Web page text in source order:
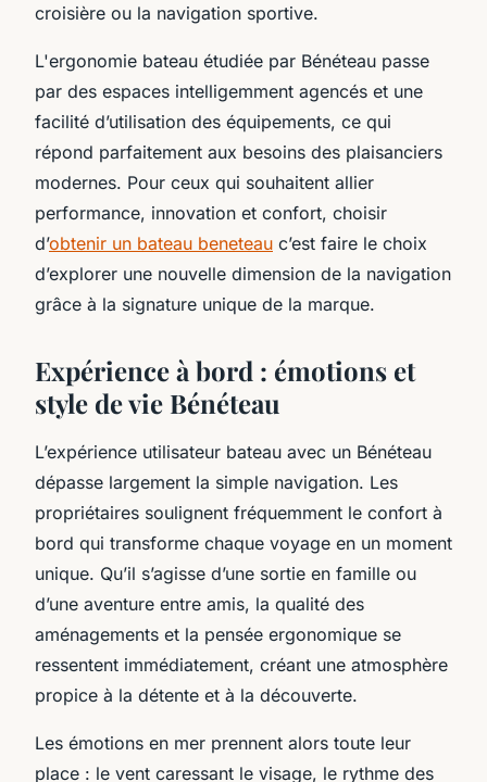
croisière ou la navigation sportive.
L'ergonomie bateau étudiée par Bénéteau passe
par des espaces intelligemment agencés et une
facilité d’utilisation des équipements, ce qui
répond parfaitement aux besoins des plaisanciers
modernes. Pour ceux qui souhaitent allier
performance, innovation et confort, choisir
d’obtenir un bateau beneteau c’est faire le choix
d’explorer une nouvelle dimension de la navigation
grâce à la signature unique de la marque.
Expérience à bord : émotions et
style de vie Bénéteau
L’expérience utilisateur bateau avec un Bénéteau
dépasse largement la simple navigation. Les
propriétaires soulignent fréquemment le confort à
bord qui transforme chaque voyage en un moment
unique. Qu’il s’agisse d’une sortie en famille ou
d’une aventure entre amis, la qualité des
aménagements et la pensée ergonomique se
ressentent immédiatement, créant une atmosphère
propice à la détente et à la découverte.
Les émotions en mer prennent alors toute leur
place : le vent caressant le visage, le rythme des